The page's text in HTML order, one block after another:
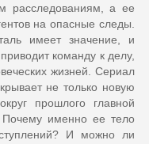
расследованиям, а ее
на опасные следы.
имеет значение, и
команду к делу,
жизней. Сериал
не только новую
прошлого главной
именно ее тело
И можно ли